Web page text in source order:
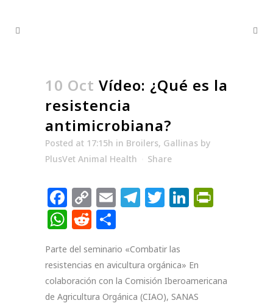
10 Oct Vídeo: ¿Qué es la
resistencia
antimicrobiana?
Posted at 17:15h in Broilers, Gallinas by
PlusVet Animal Health
Share
Facebook
Copy
Link
EmailTelegram
TwitterLinkedIn
WhatsApp
Reddit
Parte del seminario «Combatir las
resistencias en avicultura orgánica» En
colaboración con la Comisión Iberoamericana
de Agricultura Orgánica (CIAO), SANAS